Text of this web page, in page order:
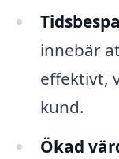
innebär
effektivt,
kund.
Ökad